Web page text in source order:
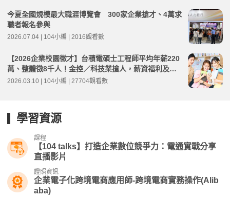
今夏全國規模最大職涯博覽會 300家企業搶才、4萬求
職者報名參與
2026.07.04 | 104小編 | 2016觀看數
【2026企業校園徵才】台積電碩士工程師平均年薪220
萬、整體徵8千人！金控／科技業搶人，薪資福利及MA
計畫盤點
2026.03.10 | 104小編 | 27704觀看數
學習資源
課程
【104 talks】打造企業數位競爭力：電通實戰分享​
直播影片
證照資訊
企業電子化跨境電商應用師-跨境電商實務操作(Alib
aba)